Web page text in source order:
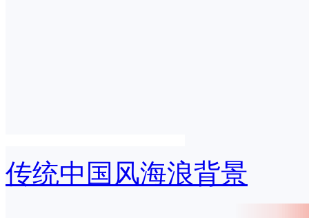
传统中国风海浪背景